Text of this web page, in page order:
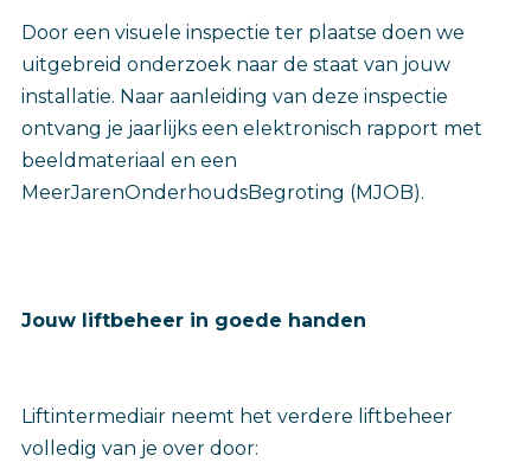
Door een visuele inspectie ter plaatse doen we
uitgebreid onderzoek naar de staat van jouw
installatie. Naar aanleiding van deze inspectie
ontvang je jaarlijks een elektronisch rapport met
beeldmateriaal en een
MeerJarenOnderhoudsBegroting (MJOB).
Jouw liftbeheer in goede handen
Liftintermediair neemt het verdere liftbeheer
volledig van je over door: